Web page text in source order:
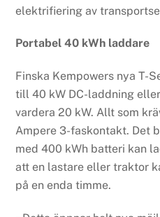
elektrifiering av
Portabel 40 kWh laddare
Finska Kempowers nya T-
till 40 kW DC-laddning
vardera 20 kW. Allt som
Ampere 3-faskontakt. Det
med 400 kWh batteri kan
att en lastare eller traktor
på en enda timme.